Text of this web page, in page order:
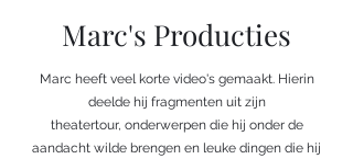
Marc's Producties
Marc heeft veel korte video's gemaakt. Hierin
deelde hij fragmenten uit zijn
theatertour, onderwerpen die hij onder de
aandacht wilde brengen en leuke dingen die hij